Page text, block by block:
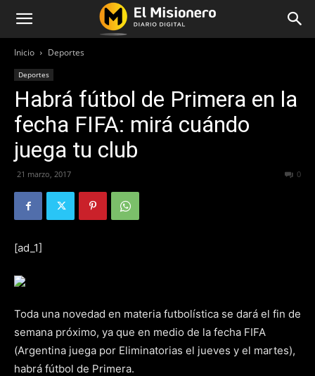
Inicio Deportes
Deportes
Habrá fútbol de Primera en la
fecha FIFA: mirá cuándo
juega tu club
21 marzo, 2017 0
[ad_1]
Toda una novedad en materia futbolística se dará el fin de
semana próximo, ya que en medio de la fecha FIFA
(Argentina juega por Eliminatorias el jueves y el martes),
habrá fútbol de Primera.